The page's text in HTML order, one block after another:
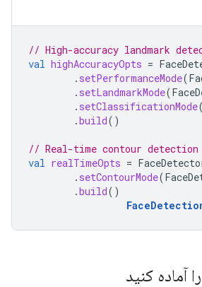
// High-accuracy landmark
val highAccuracyOpts =
. setPerformanceMode(
. setLandmarkMode(
. setClassificationMode(
.build()
// Real-time contour detection
val realTimeOpts =
. setContourMode(
.build()
آماده کنید